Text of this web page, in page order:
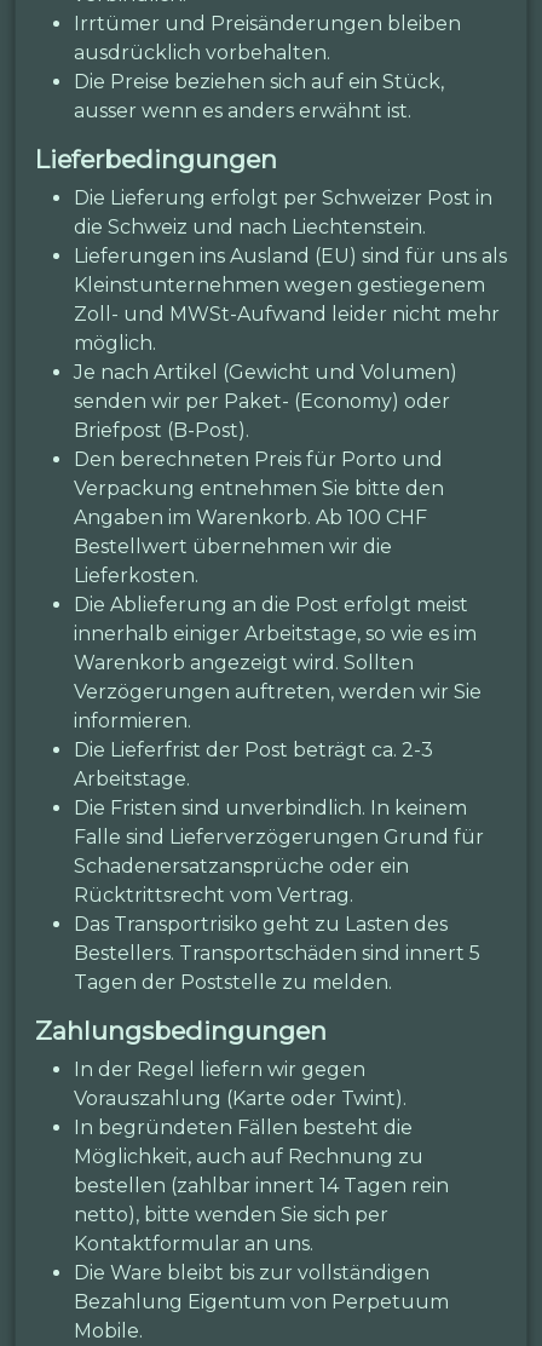
Irrtümer und Preisänderungen bleiben
ausdrücklich vorbehalten.
Die Preise beziehen sich auf ein Stück,
ausser wenn es anders erwähnt ist.
Lieferbedingungen
Die Lieferung erfolgt per Schweizer Post in
die Schweiz und nach Liechtenstein.
Lieferungen ins Ausland (EU) sind für uns als
Kleinstunternehmen wegen gestiegenem
Zoll- und MWSt-Aufwand leider nicht mehr
möglich.
Je nach Artikel (Gewicht und Volumen)
senden wir per Paket- (Economy) oder
Briefpost (B-Post).
Den berechneten Preis für Porto und
Verpackung entnehmen Sie bitte den
Angaben im Warenkorb. Ab 100 CHF
Bestellwert übernehmen wir die
Lieferkosten.
Die Ablieferung an die Post erfolgt meist
innerhalb einiger Arbeitstage, so wie es im
Warenkorb angezeigt wird. Sollten
Verzögerungen auftreten, werden wir Sie
informieren.
Die Lieferfrist der Post beträgt ca. 2-3
Arbeitstage.
Die Fristen sind unverbindlich. In keinem
Falle sind Lieferverzögerungen Grund für
Schadenersatzansprüche oder ein
Rücktrittsrecht vom Vertrag.
Das Transportrisiko geht zu Lasten des
Bestellers. Transportschäden sind innert 5
Tagen der Poststelle zu melden.
Zahlungsbedingungen
In der Regel liefern wir gegen
Vorauszahlung (Karte oder Twint).
In begründeten Fällen besteht die
Möglichkeit, auch auf Rechnung zu
bestellen (zahlbar innert 14 Tagen rein
netto), bitte wenden Sie sich per
Kontaktformular an uns.
Die Ware bleibt bis zur vollständigen
Bezahlung Eigentum von Perpetuum
Mobile.